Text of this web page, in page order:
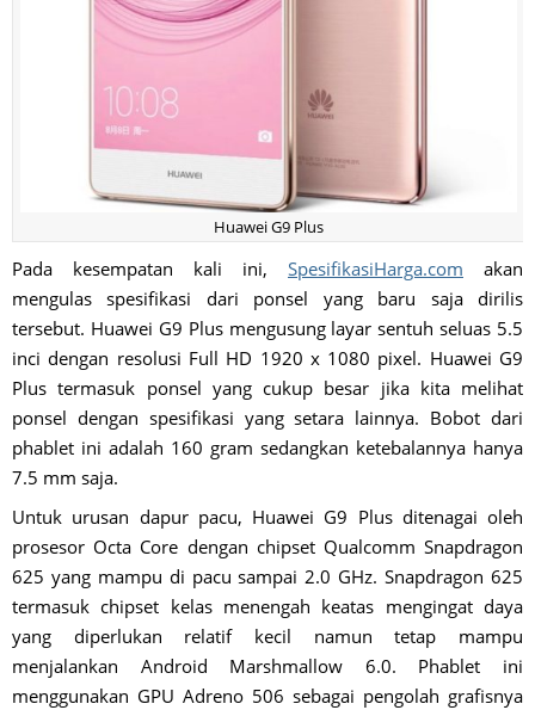
Huawei G9 Plus
Pada kesempatan kali ini, SpesifikasiHarga.com akan
mengulas spesifikasi dari ponsel yang baru saja dirilis
tersebut. Huawei G9 Plus mengusung layar sentuh seluas 5.5
inci dengan resolusi Full HD 1920 x 1080 pixel. Huawei G9
Plus termasuk ponsel yang cukup besar jika kita melihat
ponsel dengan spesifikasi yang setara lainnya. Bobot dari
phablet ini adalah 160 gram sedangkan ketebalannya hanya
7.5 mm saja.
Untuk urusan dapur pacu, Huawei G9 Plus ditenagai oleh
prosesor Octa Core dengan chipset Qualcomm Snapdragon
625 yang mampu di pacu sampai 2.0 GHz. Snapdragon 625
termasuk chipset kelas menengah keatas mengingat daya
yang diperlukan relatif kecil namun tetap mampu
menjalankan Android Marshmallow 6.0. Phablet ini
menggunakan GPU Adreno 506 sebagai pengolah grafisnya